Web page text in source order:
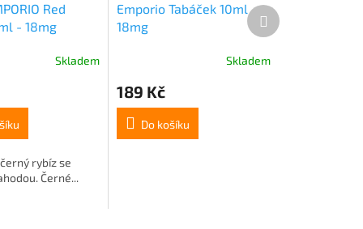
Red
- 18mg
Skladem
rybíz se
Černé...
Emporio Tabáček 10ml
18mg
Skladem
189 Kč
Do košíku
Další
produkt